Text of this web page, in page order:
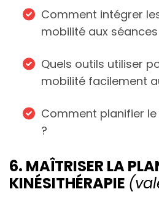
Comment intégrer
mobilité aux
Quels outils utiliser
mobilité facilement
Comment planifier
?
6. MAÎTRISER LA
KINÉSITHÉRAPIE